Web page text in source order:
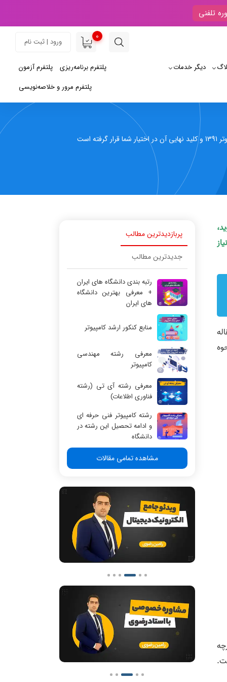
تلفنی
0
ورود | ثبت نام
دیگر خدمات پلتفرم آزمون
پلتفرم برنامه‌ریزی
پلتفرم مرور و خلاصه‌نویسی
پربازدیدترین مطالب
جدیدترین مطالب
رتبه بندی دانشگاه های ایران
+ معرفی بهترین دانشگاه
های ایران
منابع کنکور ارشد کامپیوتر
معرفی رشته مهندسی
کامپیوتر
معرفی رشته آی تی (رشته
فناوری اطلاعات)
رشته کامپیوتر فنی حرفه ای
و ادامه تحصیل این رشته در
دانشگاه
مشاهده تمامی مقالات